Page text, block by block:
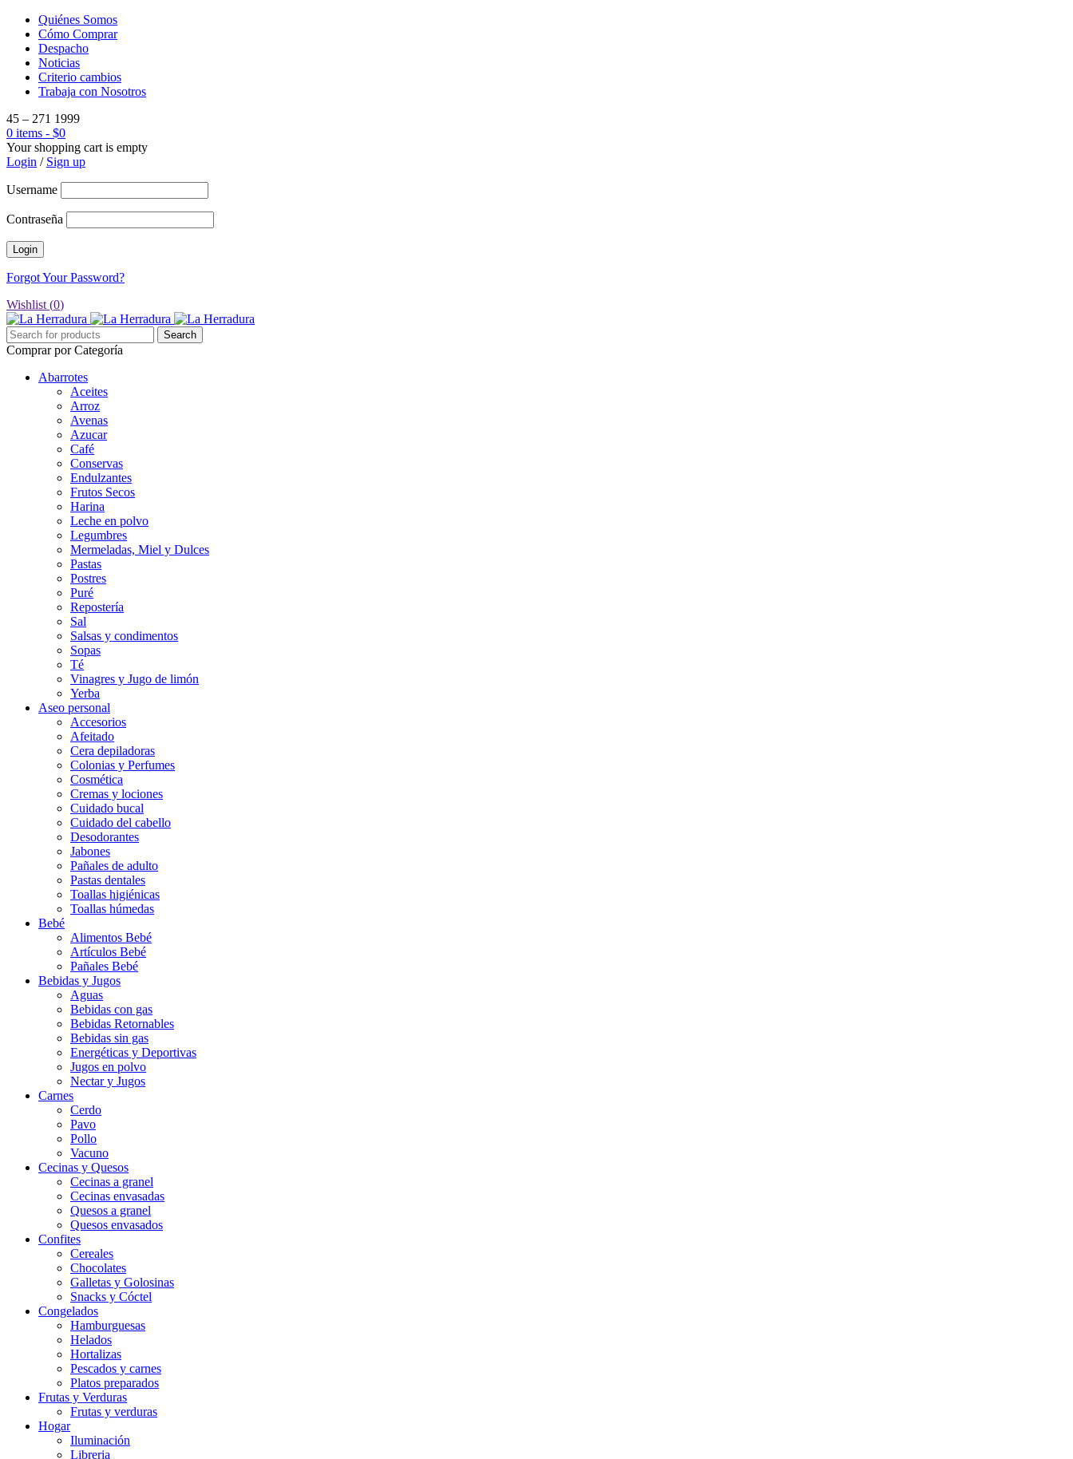
Quiénes Somos
Cómo Comprar
Despacho
Noticias
Criterio cambios
Trabaja con Nosotros
45 – 271 1999
0 items - $0
Your shopping cart is empty
Login / Sign up
Username
Contraseña
Forgot Your Password?
Wishlist (0)
Comprar por Categoría
Abarrotes
Aceites
Arroz
Avenas
Azucar
Café
Conservas
Endulzantes
Frutos Secos
Harina
Leche en polvo
Legumbres
Mermeladas, Miel y Dulces
Pastas
Postres
Puré
Repostería
Sal
Salsas y condimentos
Sopas
Té
Vinagres y Jugo de limón
Yerba
Aseo personal
Accesorios
Afeitado
Cera depiladoras
Colonias y Perfumes
Cosmética
Cremas y lociones
Cuidado bucal
Cuidado del cabello
Desodorantes
Jabones
Pañales de adulto
Pastas dentales
Toallas higiénicas
Toallas húmedas
Bebé
Alimentos Bebé
Artículos Bebé
Pañales Bebé
Bebidas y Jugos
Aguas
Bebidas con gas
Bebidas Retornables
Bebidas sin gas
Energéticas y Deportivas
Jugos en polvo
Nectar y Jugos
Carnes
Cerdo
Pavo
Pollo
Vacuno
Cecinas y Quesos
Cecinas a granel
Cecinas envasadas
Quesos a granel
Quesos envasados
Confites
Cereales
Chocolates
Galletas y Golosinas
Snacks y Cóctel
Congelados
Hamburguesas
Helados
Hortalizas
Pescados y carnes
Platos preparados
Frutas y Verduras
Frutas y verduras
Hogar
Iluminación
Libreria